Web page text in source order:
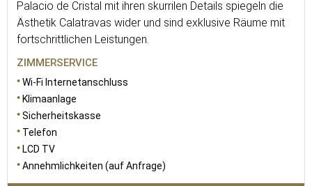
Palacio de Cristal mit ihren skurrilen Details spiegeln die
Ästhetik Calatravas wider und sind exklusive Räume mit
fortschrittlichen Leistungen.
ZIMMERSERVICE
Wi-Fi Internetanschluss
Klimaanlage
Sicherheitskasse
Telefon
LCD TV
Annehmlichkeiten (auf Anfrage)